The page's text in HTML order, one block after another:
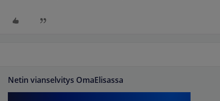
Netin vianselvitys OmaElisassa